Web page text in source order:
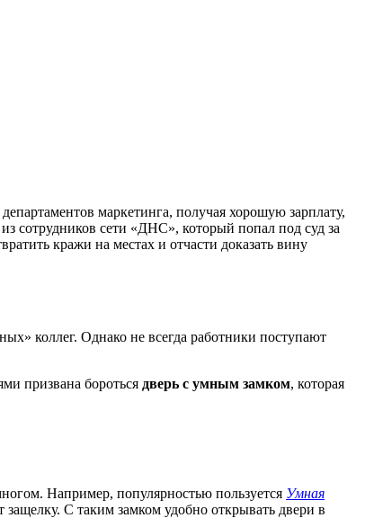
маркетинга, получая хорошую зарплату,
сотрудников сети «ДНС», который попал под суд за
кражи на местах и отчасти доказать вину
коллег. Однако не всегда работники поступают
призвана бороться дверь с умным замком, которая
Например, популярностью пользуется Умная
С таким замком удобно открывать двери в